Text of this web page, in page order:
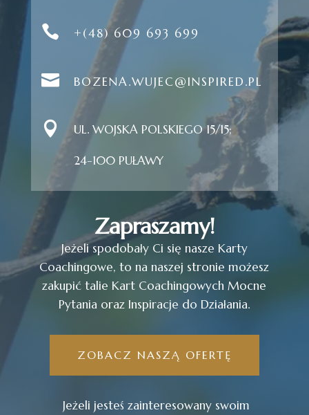
 +(48) 609 693 699
 BOZENA.WUJEC@INSPIRED.PL
 UL. WOJSKA POLSKIEGO 15/15;
24-100 PUŁAWY
Zapraszamy!
Jeżeli spodobały Ci się nasze Karty
Coachingowe, to na naszej stronie możesz
zakupić talie Kart Coachingowych Mocne
Pytania oraz Inspiracje do Działania.
ZOBACZ NASZĄ OFERTĘ
Jeżeli jesteś zainteresowany swoim